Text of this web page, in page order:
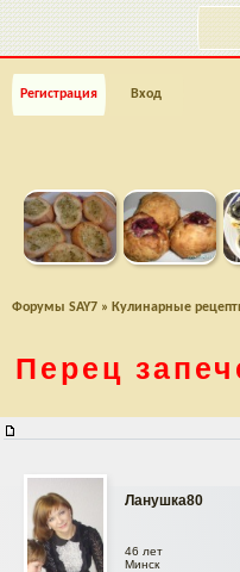
Регистрация Вход
Форумы SAY7 » Кулинарные
Перец
Ланушка80
46 лет
Минск